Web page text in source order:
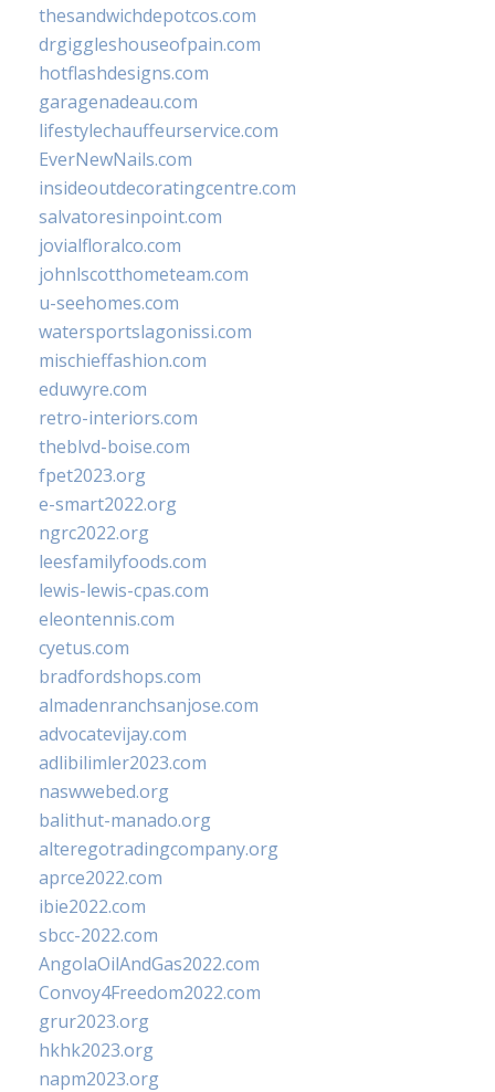
thesandwichdepotcos.com
drgiggleshouseofpain.com
hotflashdesigns.com
garagenadeau.com
lifestylechauffeurservice.com
EverNewNails.com
insideoutdecoratingcentre.com
salvatoresinpoint.com
jovialfloralco.com
johnlscotthometeam.com
u-seehomes.com
watersportslagonissi.com
mischieffashion.com
eduwyre.com
retro-interiors.com
theblvd-boise.com
fpet2023.org
e-smart2022.org
ngrc2022.org
leesfamilyfoods.com
lewis-lewis-cpas.com
eleontennis.com
cyetus.com
bradfordshops.com
almadenranchsanjose.com
advocatevijay.com
adlibilimler2023.com
naswwebed.org
balithut-manado.org
alteregotradingcompany.org
aprce2022.com
ibie2022.com
sbcc-2022.com
AngolaOilAndGas2022.com
Convoy4Freedom2022.com
grur2023.org
hkhk2023.org
napm2023.org